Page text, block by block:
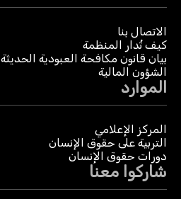
الاتصال بنا
كيف تُدار المنظمة
بيان قانون مكافحة العبودية الحديثة
الشؤون المالية
الموارد
المركز الإعلامي
التربية على حقوق الإنسان
دورات حقوق الإنسان
شاركوا معنا